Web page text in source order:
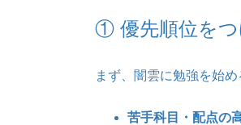
① 優先順位をつ
まず、闇雲に勉強を始
苦手科目・配点の